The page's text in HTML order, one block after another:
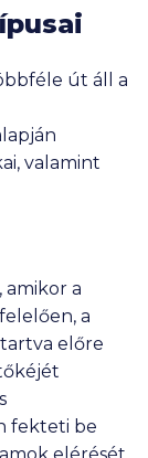
út áll a
valamint
amikor a
a
előre
fekteti be